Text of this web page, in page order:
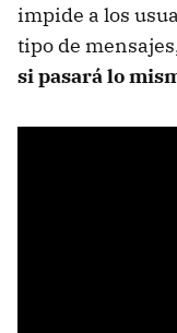
impide a los
tipo de
si pasará lo